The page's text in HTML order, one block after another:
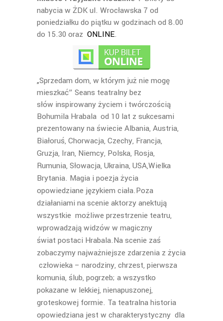
nabycia w ŻDK ul. Wrocławska 7 od
poniedziałku do piątku w godzinach od 8.00
do 15.30 oraz ONLINE.
„Sprzedam dom, w którym już nie mogę
mieszkać” Seans teatralny bez
słów inspirowany życiem i twórczością
Bohumila Hrabala od 10 lat z sukcesami
prezentowany na świecie Albania, Austria,
Białoruś, Chorwacja, Czechy, Francja,
Gruzja, Iran, Niemcy, Polska, Rosja,
Rumunia, Słowacja, Ukraina, USA,Wielka
Brytania. Magia i poezja życia
opowiedziane językiem ciała.Poza
działaniami na scenie aktorzy anektują
wszystkie możliwe przestrzenie teatru,
wprowadzają widzów w magiczny
świat postaci Hrabala.Na scenie zaś
zobaczymy najważniejsze zdarzenia z życia
człowieka – narodziny, chrzest, pierwsza
komunia, ślub, pogrzeb; a wszystko
pokazane w lekkiej, nienapuszonej,
groteskowej formie. Ta teatralna historia
opowiedziana jest w charakterystyczny dla